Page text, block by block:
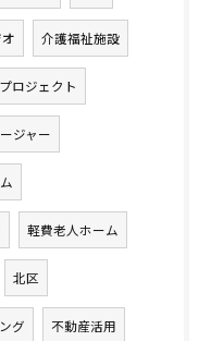
介護福祉施設
ロジェクト
ジャー
軽費老人ホーム
北区
グ 不動産活用